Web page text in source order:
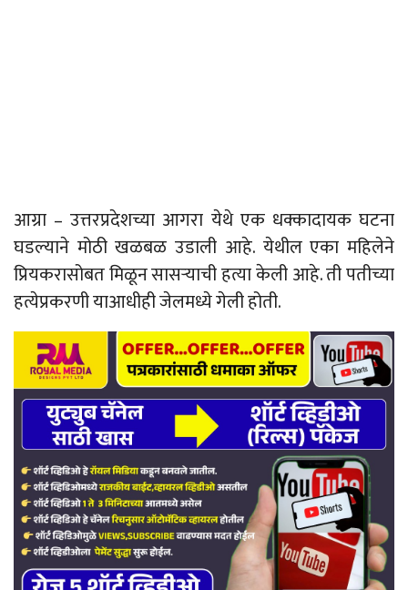
आग्रा – उत्तरप्रदेशच्या आगरा येथे एक धक्कादायक घटना
घडल्याने मोठी खळबळ उडाली आहे. येथील एका महिलेने
प्रियकरासोबत मिळून सासऱ्याची हत्या केली आहे. ती पतीच्या
हत्येप्रकरणी याआधीही जेलमध्ये गेली होती.